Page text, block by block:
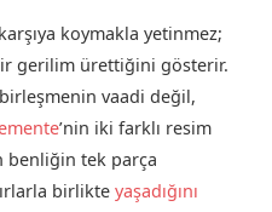
karşıya koymakla yetinmez;
gerilim ürettiğini gösterir.
vaadi değil,
’nin iki farklı resim
benliğin tek parça
birlikte yaşadığını